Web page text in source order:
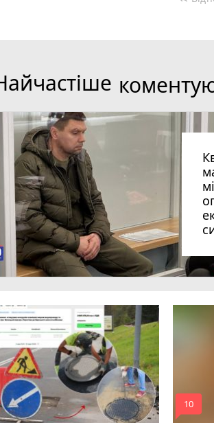
mode_comment
10